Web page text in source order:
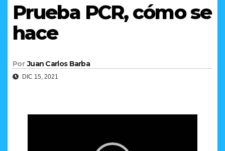
Prueba PCR, cómo se
hace
Por Juan Carlos Barba
DIC 15, 2021